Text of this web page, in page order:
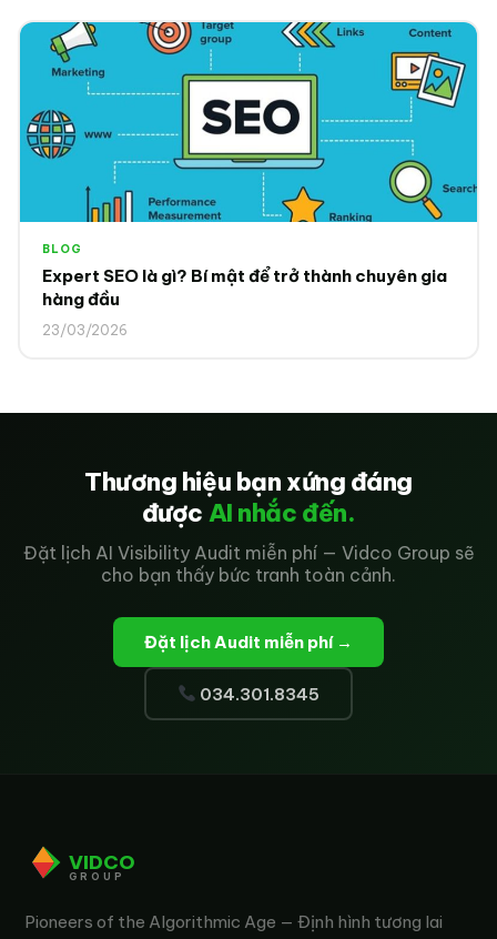
BLOG
Expert SEO là gì? Bí mật để trở thành chuyên gia
hàng đầu
23/03/2026
Thương hiệu bạn xứng đáng
được AI nhắc đến.
Đặt lịch AI Visibility Audit miễn phí — Vidco Group sẽ
cho bạn thấy bức tranh toàn cảnh.
Đặt lịch Audit miễn phí →
034.301.8345
VIDCO
GROUP
Pioneers of the Algorithmic Age — Định hình tương lai